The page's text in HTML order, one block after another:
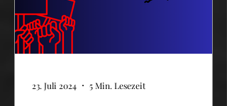
23. Juli 2024 5 Min. Lesezeit